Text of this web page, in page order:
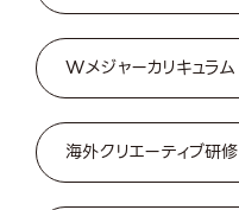
Wメジャーカリキュラム
海外クリエーティブ研修